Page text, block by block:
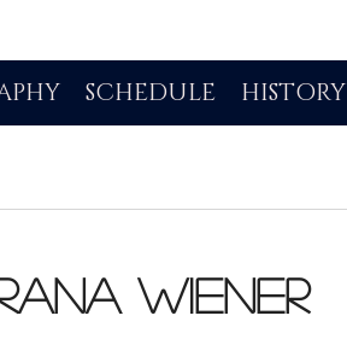
SCHEDULE HISTORY
Wiener